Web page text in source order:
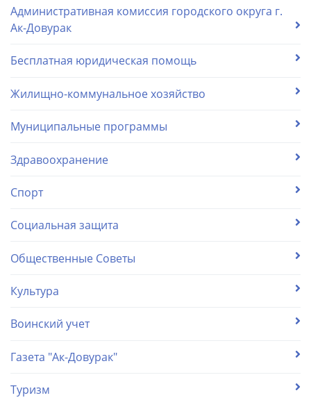
Административная комиссия городского округа г.
Ак-Довурак
Бесплатная юридическая помощь
Жилищно-коммунальное хозяйство
Муниципальные программы
Здравоохранение
Спорт
Социальная защита
Общественные Советы
Культура
Воинский учет
Газета "Ак-Довурак"
Туризм